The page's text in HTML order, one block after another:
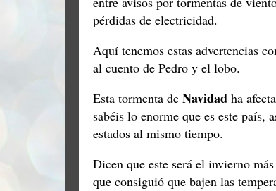
pérdidas de electricidad.
Aquí tenemos estas advertencias
al cuento de Pedro y el lobo.
Esta tormenta de Navidad ha
sabéis lo enorme que es este país,
estados al mismo tiempo.
Dicen que este será el invierno
que consiguió que bajen las